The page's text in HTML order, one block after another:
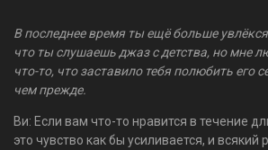
В последнее время ты ещё больше
что ты слушаешь джаз с детства, но мне
что-то, что заставило тебя полюбить его
чем прежде.
Ви: Если вам что-то нравится в течение
это чувство как бы усиливается, и всякий